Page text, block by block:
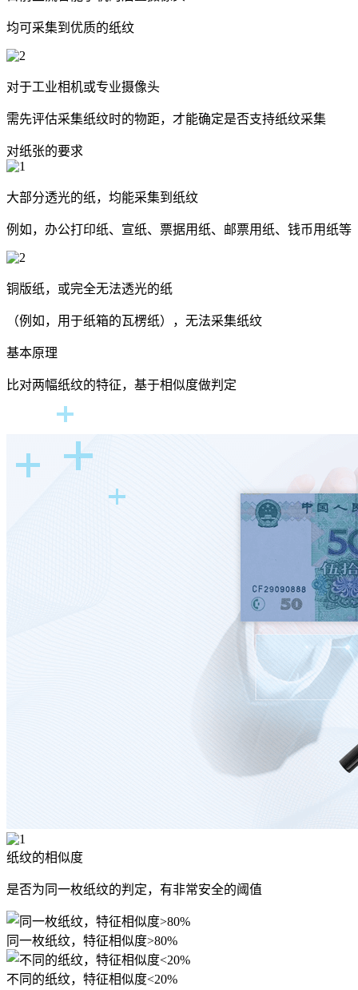
均可采集到优质的纸纹
对于工业相机或专业摄像头
需先评估采集纸纹时的物距，才能确定是否支持纸纹采集
对纸张的要求
大部分透光的纸，均能采集到纸纹
例如，办公打印纸、宣纸、票据用纸、邮票用纸、钱币用纸等
铜版纸，或完全无法透光的纸
（例如，用于纸箱的瓦楞纸），无法采集纸纹
基本原理
比对两幅纸纹的特征，基于相似度做判定
纸纹的相似度
是否为同一枚纸纹的判定，有非常安全的阈值
同一枚纸纹，特征相似度>80%
不同的纸纹，特征相似度<20%